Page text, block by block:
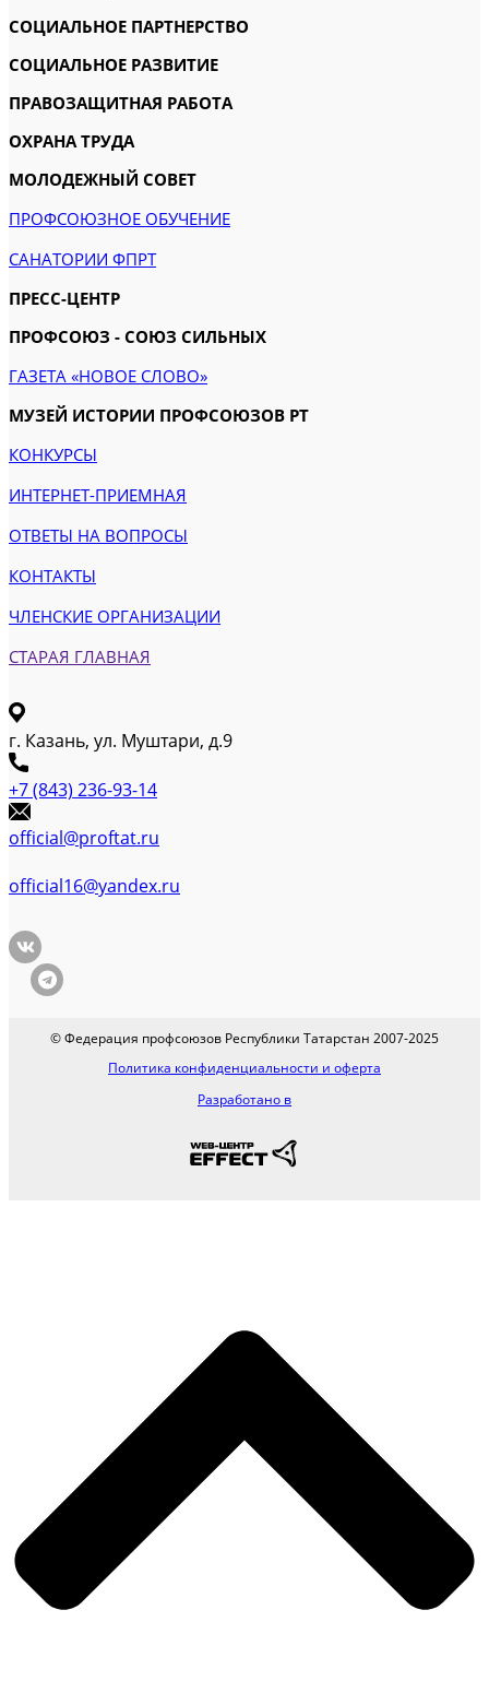
СОЦИАЛЬНОЕ ПАРТНЕРСТВО
СОЦИАЛЬНОЕ РАЗВИТИЕ
ПРАВОЗАЩИТНАЯ РАБОТА
ОХРАНА ТРУДА
МОЛОДЕЖНЫЙ СОВЕТ
ПРОФСОЮЗНОЕ ОБУЧЕНИЕ
САНАТОРИИ ФПРТ
ПРЕСС-ЦЕНТР
ПРОФСОЮЗ - СОЮЗ СИЛЬНЫХ
ГАЗЕТА «НОВОЕ СЛОВО»
МУЗЕЙ ИСТОРИИ ПРОФСОЮЗОВ РТ
КОНКУРСЫ
ИНТЕРНЕТ-ПРИЕМНАЯ
ОТВЕТЫ НА ВОПРОСЫ
КОНТАКТЫ
ЧЛЕНСКИЕ ОРГАНИЗАЦИИ
СТАРАЯ ГЛАВНАЯ
г. Казань, ул. Муштари, д.9
+7 (843) 236-93-14
official@proftat.ru
official16@yandex.ru
© Федерация профсоюзов Республики Татарстан 2007-2025
Политика конфиденциальности и оферта
Разработано в